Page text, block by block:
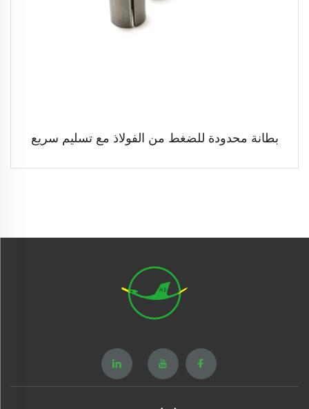
بطانة محدودة للضغط من الفولاذ مع تسليم سريع